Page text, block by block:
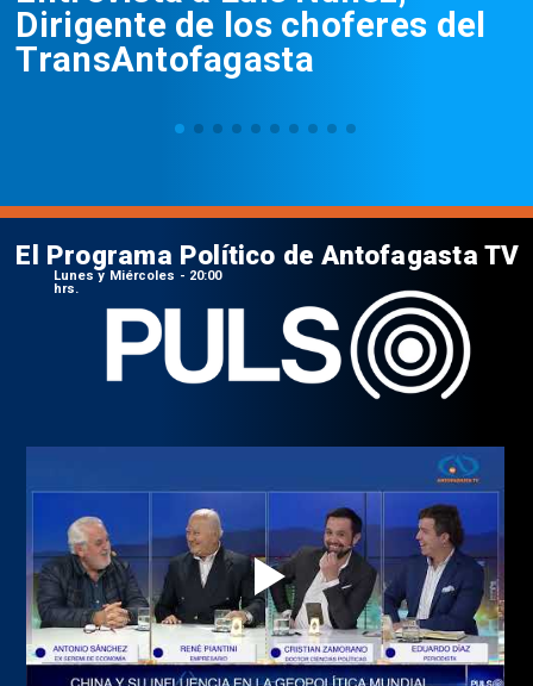
Dirigente de los choferes del
TransAntofagasta
El Programa Político de Antofagasta TV
Lunes y Miércoles - 20:00
hrs.